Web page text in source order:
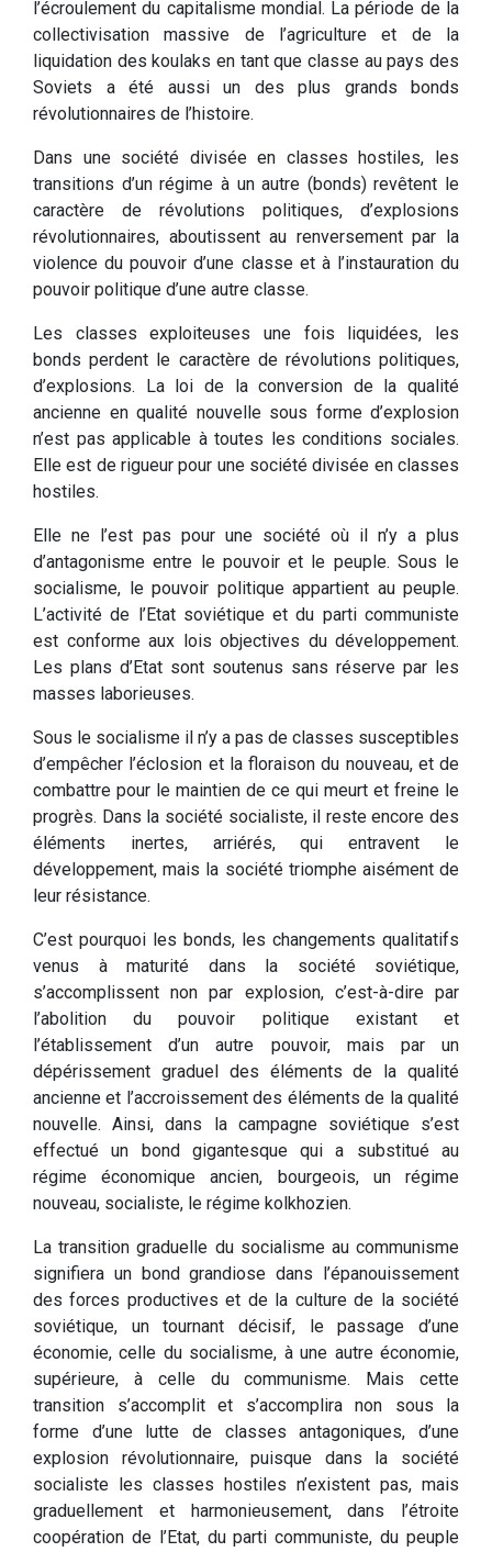
l’écroulement du capitalisme mondial. La période de la
collectivisation massive de l’agriculture et de la
liquidation des koulaks en tant que classe au pays des
Soviets a été aussi un des plus grands bonds
révolutionnaires de l’histoire.
Dans une société divisée en classes hostiles, les
transitions d’un régime à un autre (bonds) revêtent le
caractère de révolutions politiques, d’explosions
révolutionnaires, aboutissent au renversement par la
violence du pouvoir d’une classe et à l’instauration du
pouvoir politique d’une autre classe.
Les classes exploiteuses une fois liquidées, les
bonds perdent le caractère de révolutions politiques,
d’explosions. La loi de la conversion de la qualité
ancienne en qualité nouvelle sous forme d’explosion
n’est pas applicable à toutes les conditions sociales.
Elle est de rigueur pour une société divisée en classes
hostiles.
Elle ne l’est pas pour une société où il n’y a plus
d’antagonisme entre le pouvoir et le peuple. Sous le
socialisme, le pouvoir politique appartient au peuple.
L’activité de l’Etat soviétique et du parti communiste
est conforme aux lois objectives du développement.
Les plans d’Etat sont soutenus sans réserve par les
masses laborieuses.
Sous le socialisme il n’y a pas de classes susceptibles
d’empêcher l’éclosion et la floraison du nouveau, et de
combattre pour le maintien de ce qui meurt et freine le
progrès. Dans la société socialiste, il reste encore des
éléments inertes, arriérés, qui entravent le
développement, mais la société triomphe aisément de
leur résistance.
C’est pourquoi les bonds, les changements qualitatifs
venus à maturité dans la société soviétique,
s’accomplissent non par explosion, c’est-à-dire par
l’abolition du pouvoir politique existant et
l’établissement d’un autre pouvoir, mais par un
dépérissement graduel des éléments de la qualité
ancienne et l’accroissement des éléments de la qualité
nouvelle. Ainsi, dans la campagne soviétique s’est
effectué un bond gigantesque qui a substitué au
régime économique ancien, bourgeois, un régime
nouveau, socialiste, le régime kolkhozien.
La transition graduelle du socialisme au communisme
signifiera un bond grandiose dans l’épanouissement
des forces productives et de la culture de la société
soviétique, un tournant décisif, le passage d’une
économie, celle du socialisme, à une autre économie,
supérieure, à celle du communisme. Mais cette
transition s’accomplit et s’accomplira non sous la
forme d’une lutte de classes antagoniques, d’une
explosion révolutionnaire, puisque dans la société
socialiste les classes hostiles n’existent pas, mais
graduellement et harmonieusement, dans l’étroite
coopération de l’Etat, du parti communiste, du peuple